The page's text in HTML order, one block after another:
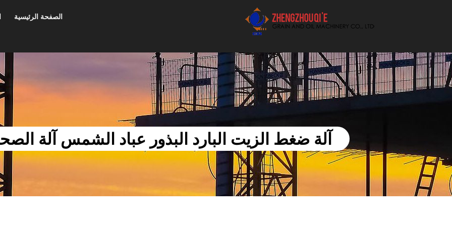
أفضل بيع آلة الزيوت النباتية الموردون
الصفحة الرئيسية
آلة ضغط الزيت البارد البذور عباد الشمس آلة